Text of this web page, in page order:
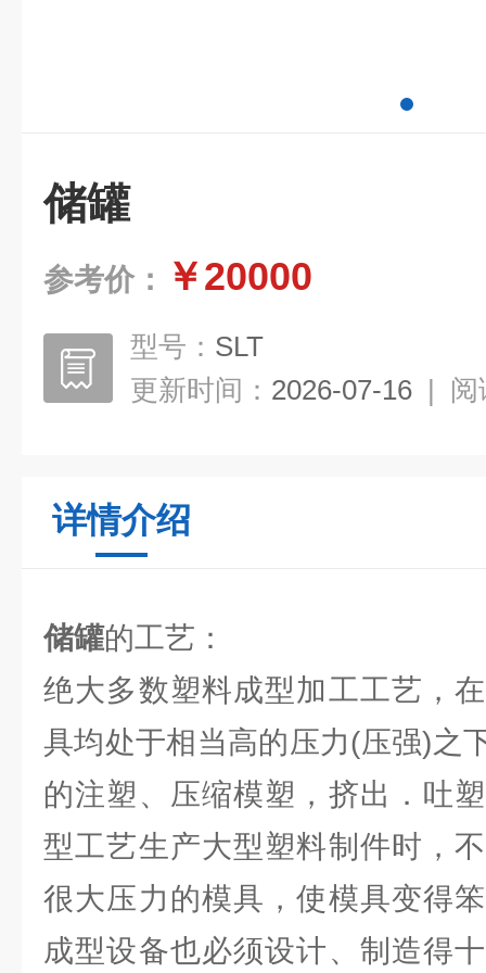
储罐
参考价： ￥20000
型号： SLT
更新时间： 2026-07-16 | 阅
详情介绍
储罐的工艺：
绝大多数塑料成型加工工艺，
具均处于相当高的压力(压强)之
的注塑、压缩模塑，挤出．吐
型工艺生产大型塑料制件时，
很大压力的模具，使模具变得
成型设备也必须设计、制造得